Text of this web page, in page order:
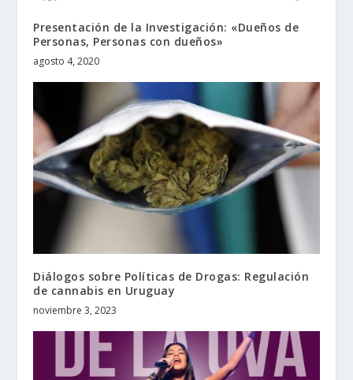
Presentación de la Investigación: «Dueños de
Personas, Personas con dueños»
agosto 4, 2020
Diálogos sobre Políticas de Drogas: Regulación
de cannabis en Uruguay
noviembre 3, 2023